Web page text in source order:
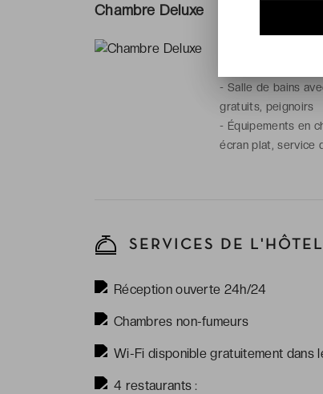
Chambre Deluxe
-Salle de bains
gratuits, peignoirs
- Équipements en
écran plat, service
SERVICES DE L'HÔTEL
Réception ouverte 24h/24
Chambres non-fumeurs
Wi-Fi disponible gratuitement dans
4 restaurants :